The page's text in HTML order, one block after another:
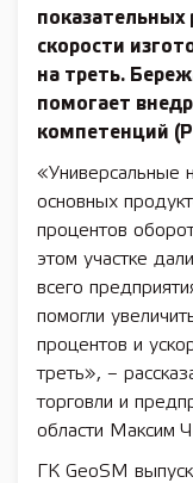
показательных
скорости
на треть.
помогает
компетенций
«Универсальные
основных
процентов
этом участке
всего
помогли
процентов и
треть», –
торговли и
области Максим
ГК GeoSM